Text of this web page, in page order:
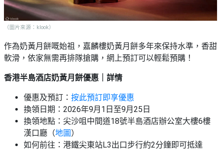
（圖片來源：klook）
作為奶黃月餅嘅始祖，嘉麟樓奶黃月餅多年來保持水準，香甜
軟滑，依家無需再排隊搶購，網上預訂可以輕鬆預購！
香港半島酒店奶黃月餅優惠｜詳情
優惠及預訂： 按此預訂即享優惠
換領日期：2026年9月1日至9月25日
換領地點： 尖沙咀中間道18號半島酒店辦公室大樓6樓
漢口廳 （地圖）
如何前往：港鐵尖東站L3出口步行約2分鐘即可抵達